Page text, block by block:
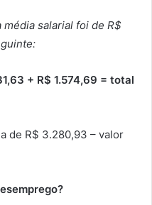
salarial foi de R$
+ R$ 1.574,69 = total
de R$ 3.280,93 – valor